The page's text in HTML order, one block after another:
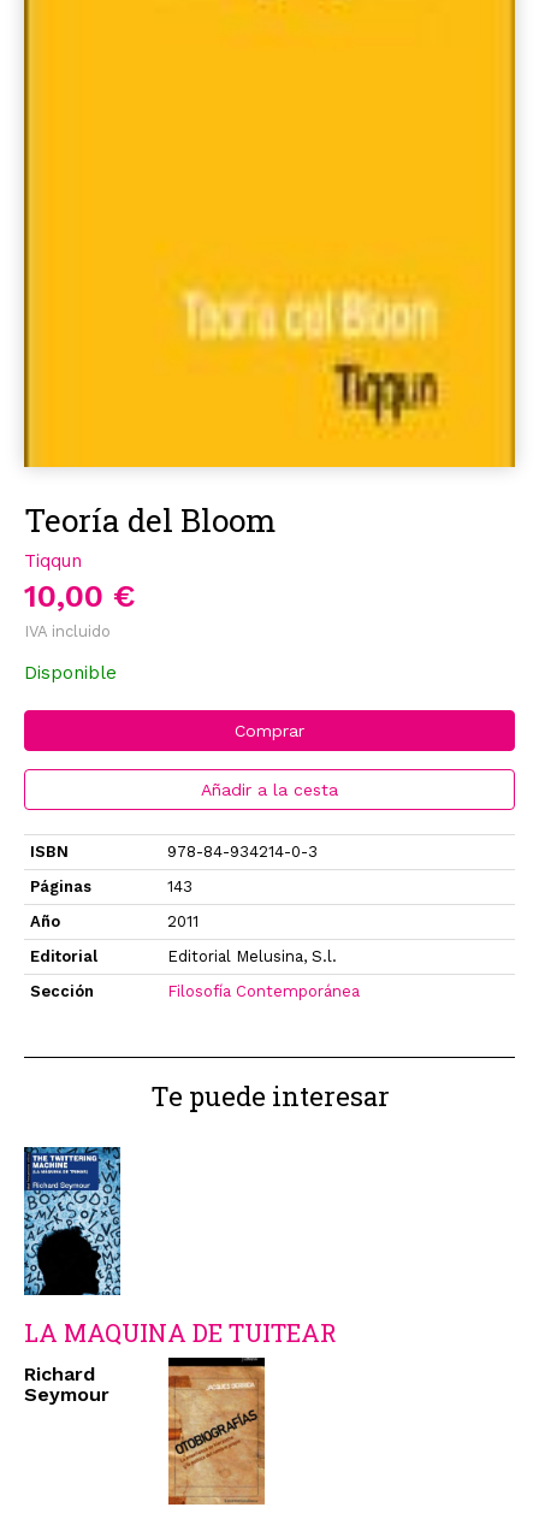
Teoría del Bloom
Tiqqun
10,00 €
IVA incluido
Disponible
Comprar
Añadir a la cesta
ISBN
978-84-934214-0-3
Páginas
143
Año
2011
Editorial
Editorial Melusina, S.l.
Sección
Filosofía Contemporánea
Te puede interesar
LA MAQUINA DE TUITEAR
Richard
Seymour